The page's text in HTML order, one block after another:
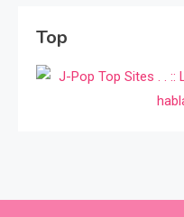
Top